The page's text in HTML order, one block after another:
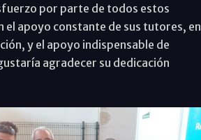
por parte de todos estos
el apoyo constante de sus tutores, en
y el apoyo indispensable de
agradecer su dedicación